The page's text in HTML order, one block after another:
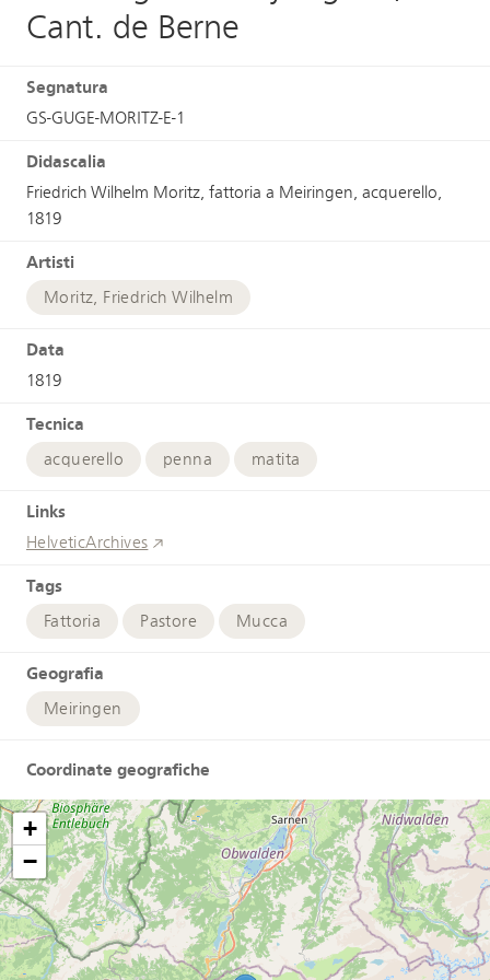
Cant. de Berne
Segnatura
GS-GUGE-MORITZ-E-1
Didascalia
Friedrich Wilhelm Moritz, fattoria a Meiringen, acquerello,
1819
Artisti
Moritz, Friedrich Wilhelm
Data
1819
Tecnica
acquerello penna matita
Links
HelveticArchives
Tags
Fattoria Pastore Mucca
Geografia
Meiringen
Coordinate geografiche
+
−